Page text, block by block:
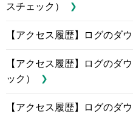
スチェック）
【アクセス履歴】ログのダ
【アクセス履歴】ログのダ
ック）
【アクセス履歴】ログのダ